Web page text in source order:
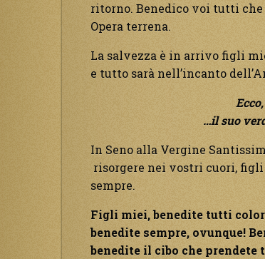
ritorno. Benedico voi tutti
Opera terrena.
La salvezza è in arrivo figli
e tutto sarà nell’incanto
…il suo
In Seno alla Vergine
risorgere nei vostri cuori, figli
sempre.
Figli miei, benedite tutti
benedite sempre, ovunque!
benedite il cibo che